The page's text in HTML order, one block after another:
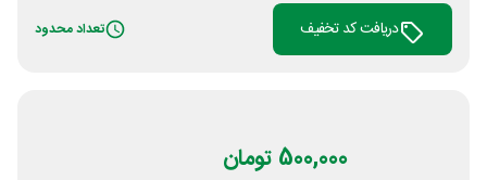
دریافت کد تخفیف تعداد محدود
500,000 تومان